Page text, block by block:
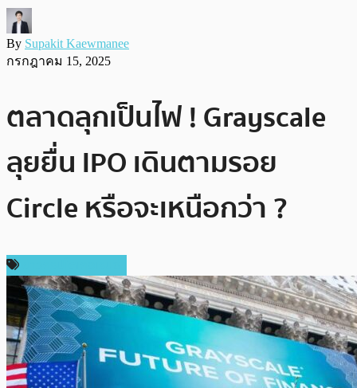
By Supakit Kaewmanee
กรกฎาคม 15, 2025
ตลาดลุกเป็นไฟ ! Grayscale
ลุยยื่น IPO เดินตามรอย
Circle หรือจะเหนือกว่า ?